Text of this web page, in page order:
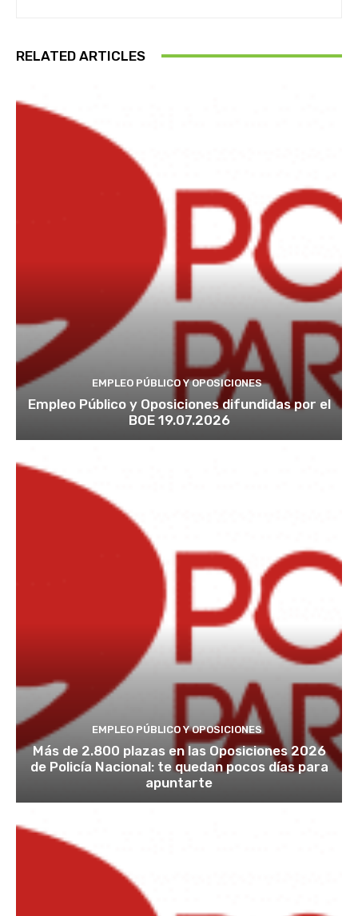
RELATED ARTICLES
EMPLEO PÚBLICO Y OPOSICIONES
Empleo Público y Oposiciones difundidas por el
BOE 19.07.2026
EMPLEO PÚBLICO Y OPOSICIONES
Más de 2.800 plazas en las Oposiciones 2026
de Policía Nacional: te quedan pocos días para
apuntarte